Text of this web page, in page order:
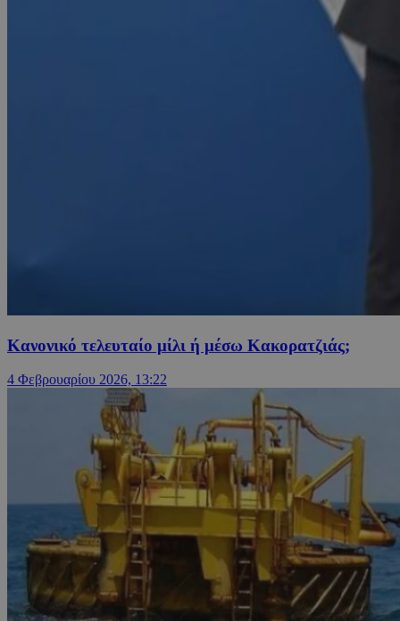
Κανονικό τελευταίο μίλι ή μέσω Κακορατζιάς;
4 Φεβρουαρίου 2026, 13:22